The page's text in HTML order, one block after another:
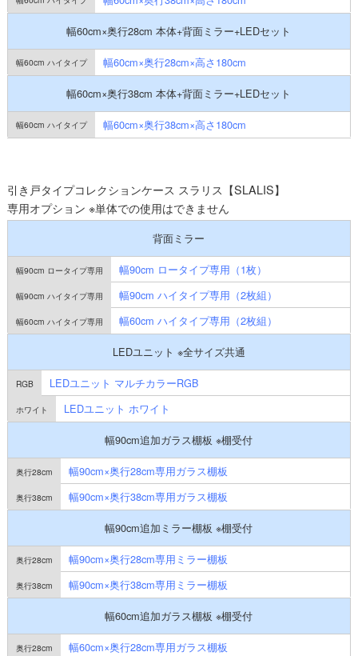
幅60cm×奥行28cm 本体+背面ミラー+LEDセット
幅60cm×奥行28cm×高さ180cm
幅60cm×奥行38cm 本体+背面ミラー+LEDセット
幅60cm×奥行38cm×高さ180cm
引き戸タイプコレクションケース スラリス【SLALIS】
専用オプション ※単体での使用はできません
背面ミラー
幅90cm ロータイプ専用（1枚）
幅90cm ハイタイプ専用（2枚組）
幅60cm ハイタイプ専用（2枚組）
LEDユニット ※全サイズ共通
LEDユニット マルチカラーRGB
LEDユニット ホワイト
幅90cm追加ガラス棚板 ※棚受付
幅90cm×奥行28cm専用ガラス棚板
幅90cm×奥行38cm専用ガラス棚板
幅90cm追加ミラー棚板 ※棚受付
幅90cm×奥行28cm専用ミラー棚板
幅90cm×奥行38cm専用ミラー棚板
幅60cm追加ガラス棚板 ※棚受付
幅60cm×奥行28cm専用ガラス棚板